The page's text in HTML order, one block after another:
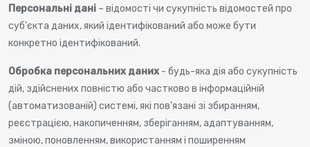
Персональні дані – відомості чи сукупність відомостей про
суб'єкта даних, який ідентифікований або може бути
конкретно ідентифікований.
Обробка персональних даних - будь-яка дія або сукупність
дій, здійснених повністю або частково в інформаційній
(автоматизованій) системі, які пов'язані зі збиранням,
реєстрацією, накопиченням, зберіганням, адаптуванням,
зміною, поновленням, використанням і поширенням